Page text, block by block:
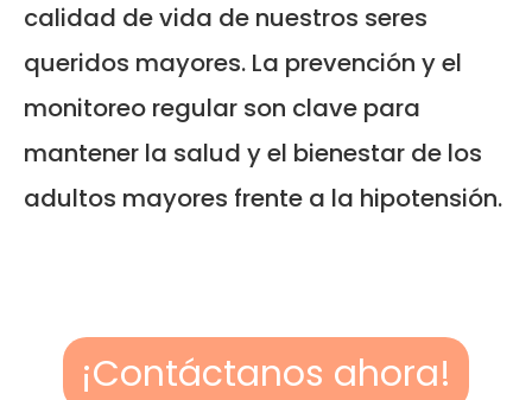
calidad de vida de nuestros seres
queridos mayores. La prevención y el
monitoreo regular son clave para
mantener la salud y el bienestar de los
adultos mayores frente a la hipotensión.
¡Contáctanos ahora!